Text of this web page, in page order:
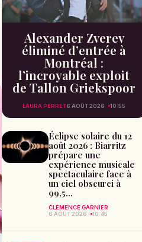
Alexander Zverev
éliminé d’entrée à
Montréal :
l’incroyable exploit
de Tallon Griekspoor
LAURA PERRET6 AOÛT 2026 10:55
Éclipse solaire du 12
août 2026 : Biarritz
prépare une
expérience musicale
spectaculaire face à
un ciel obscurci à
99,5...
CLÉMENCE GARNIER
6 AOÛT 2026
10:45